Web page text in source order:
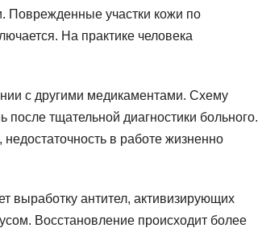
Поврежденные участки кожи по
На практике человека
с другими медикаментами. Схему
тщательной диагностики больного.
в работе жизненно
выработку антител, активизирующих
Восстановление происходит более